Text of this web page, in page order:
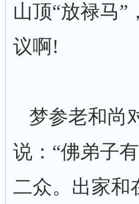
山顶“放禄马”
议啊!
梦参老和尚
说：“佛弟子
二众。出家和